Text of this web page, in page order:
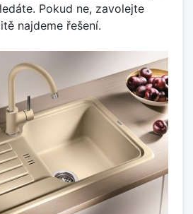
Pokud ne, zavolejte
najdeme řešení.